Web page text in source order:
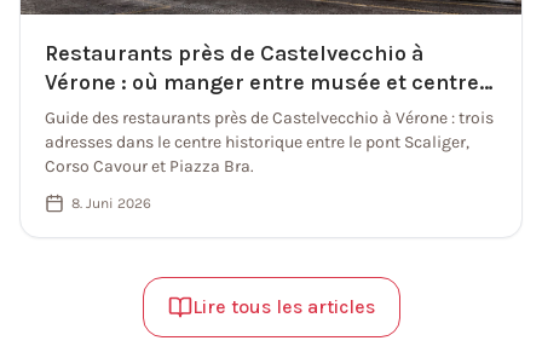
Restaurants près de Castelvecchio à
Vérone : où manger entre musée et centre
(2026)
Guide des restaurants près de Castelvecchio à Vérone : trois
adresses dans le centre historique entre le pont Scaliger,
Corso Cavour et Piazza Bra.
8. Juni 2026
Lire tous les articles